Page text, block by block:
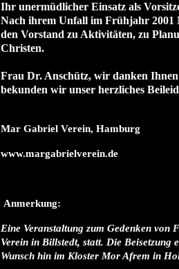
Ihr unermüdlicher Einsatz als
Nach ihrem Unfall im Frühjahr 2001
den Vorstand zu Aktivitäten, zu
Christen.
Frau Dr. Anschütz, wir danken
bekunden wir unser herzliches
Mar Gabriel Verein, Hamburg
www.margabrielverein.de
Anmerkung:
Eine Veranstaltung zum Gedenken
Verein in Billstedt, statt. Die
Wunsch hin im Kloster Mor Afrem in